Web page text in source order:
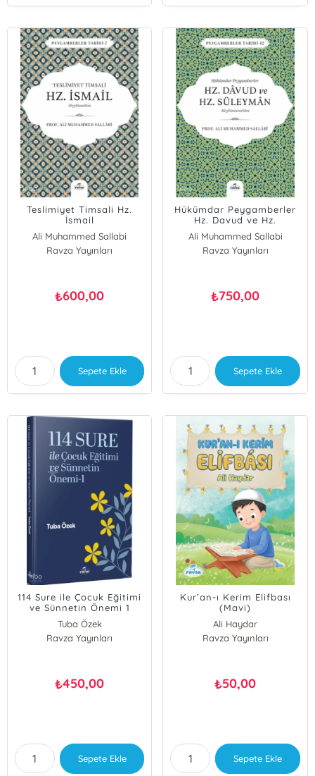
Teslimiyet Timsali Hz.
İsmail
Aleyhisselam;Peygamberler
Tarihi 7
Ali Muhammed Sallabi
Ravza Yayınları
₺600,00
Sepete Ekle
Hükümdar Peygamberler
Hz. Davud ve Hz.
Süleyman
Aleyhisselam;Peygamberler
Tarihi 12
Ali Muhammed Sallabi
Ravza Yayınları
₺750,00
Sepete Ekle
114 Sure ile Çocuk Eğitimi
ve Sünnetin Önemi 1
Tuba Özek
Ravza Yayınları
₺450,00
Sepete Ekle
Kur’an-ı Kerim Elifbası
(Mavi)
Ali Haydar
Ravza Yayınları
₺50,00
Sepete Ekle